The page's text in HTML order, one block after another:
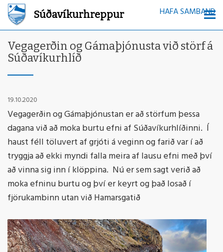
Súðavíkurhreppur HAFA SAMBAND
Vegagerðin og Gámaþjónusta við störf á
Súðavíkurhlíð
19.10.2020
Vegagerðin og Gámaþjónustan er að störfum þessa
dagana við að moka burtu efni af Súðavíkurhlíðinni. Í
haust féll töluvert af grjóti á veginn og farið var í að
tryggja að ekki myndi falla meira af lausu efni með því
að vinna sig inn í klöppina. Nú er sem sagt verið að
moka efninu burtu og því er keyrt og það losað í
fjörukambinn utan við Hamarsgatið